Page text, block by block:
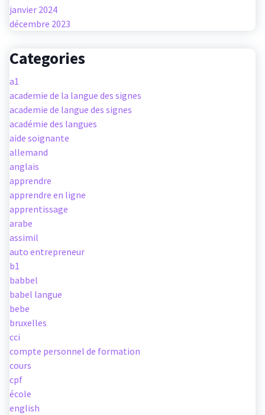
janvier 2024
décembre 2023
Categories
a1
academie de la langue des signes
academie de langue des signes
académie des langues
aide soignante
allemand
anglais
apprendre
apprendre en ligne
apprentissage
arabe
assimil
auto entrepreneur
b1
babbel
babel langue
bebe
bruxelles
cci
compte personnel de formation
cours
cpf
école
english